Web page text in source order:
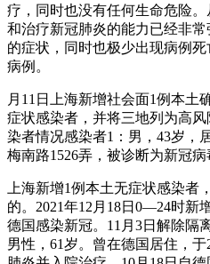
疗，同时也没有任何生命危险
和治疗新冠肺炎的能力已经非
的症状，同时也极少出现病例
病例。
月11日上海新增社会面1例本土
症状感染者，并将三地列为高
染者情况感染者1：男，43岁，
梅南路1526弄，被诊断为新冠
上海新增1例本土无症状感染者
的。2021年12月18日0—24时新
德国感染新冠。11月3日解除隔
男性，61岁。曾在德国居住，